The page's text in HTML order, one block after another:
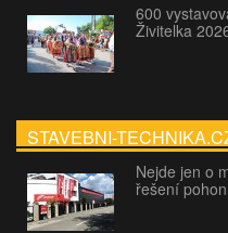
600
Živitelka
STAVEBNI-
Nejde jen o
řešení